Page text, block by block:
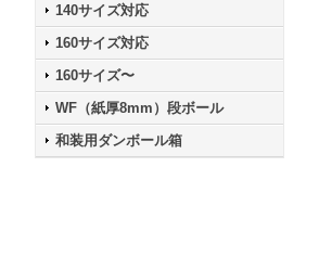
140サイズ対応
160サイズ対応
160サイズ〜
WF（紙厚8mm）段ボール
和装用ダンボール箱